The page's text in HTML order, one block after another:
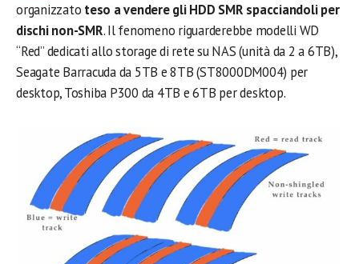
organizzato teso a vendere gli HDD SMR spacciandoli per
dischi non-SMR. Il fenomeno riguarderebbe modelli WD
“Red” dedicati allo storage di rete su NAS (unità da 2 a 6TB),
Seagate Barracuda da 5TB e 8TB (ST8000DM004) per
desktop, Toshiba P300 da 4TB e 6TB per desktop.